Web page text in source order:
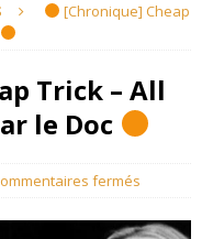
[Chronique] Cheap
Trick – All
le Doc
fermés